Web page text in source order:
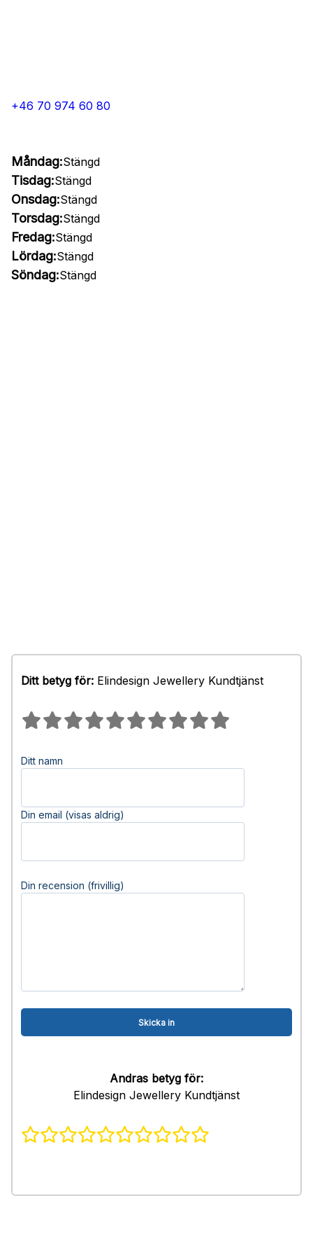
+46 70 974 60 80
Måndag:Stängd
Tisdag:Stängd
Onsdag:Stängd
Torsdag:Stängd
Fredag:Stängd
Lördag:Stängd
Söndag:Stängd
Ditt betyg för: Elindesign Jewellery Kundtjänst
Ditt namn
Din email (visas aldrig)
Din recension (frivillig)
Andras betyg för:
Elindesign Jewellery Kundtjänst